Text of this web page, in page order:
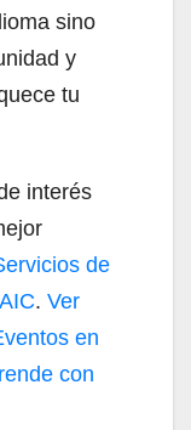
sino
y
tu
interés
de
. Ver
en
con